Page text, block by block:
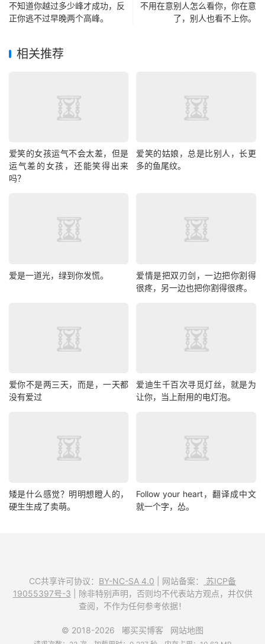
不知道你越过多少峰才成功，反
正你逃不过早晚两个高峰。
不用在意别人怎么看你，你在意
了，别人也看不上你。
相关推荐
爱笑的女孩运气不会太差，但是
运气差的女孩，还能笑得出来
吗？
爱笑的姑娘，总是比别人，长更
多的鱼尾纹。
爱是一道光，绿到你发慌。
爱情是把双刃剑，一边把你割得
很疼，另一边也把你割得很疼。
爱你不是两三天，而是，一天都
没有爱过
爱迪生千百次寻觅灯丝，就是为
让你，当上耐用的电灯泡。
矮是什么感觉？明明想瞪人的，
硬生生成了卖萌。
Follow your heart，翻译成中文
就一个字，怂。
CC共享许可协议： BY-NC-SA 4.0 | 网站备案：
苏ICP备
19055397号-3 | 除非特别声明，否则均不代表站方观点，并仅供
查阅，不作为任何参考依据！
© 2018-2026 嘟买买博客 网站地图